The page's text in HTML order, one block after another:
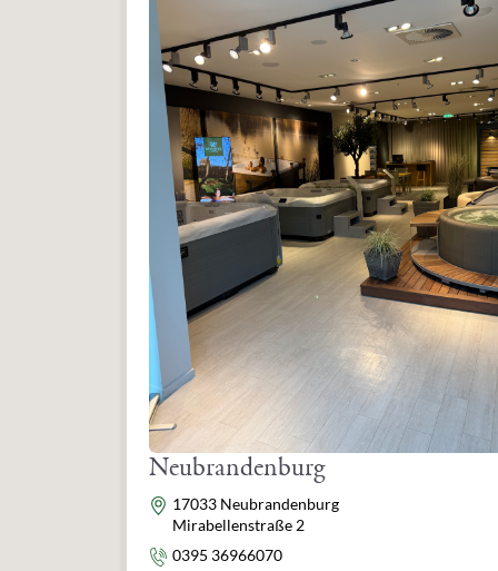
Herbert-Ludwig-Str. 2
28832 Achim
Deutschland
info@whirlpool-living.de
Neubrandenburg
Adresse
17033 Neubrandenburg
Mirabellenstraße 2
Telefon
0395 36966070